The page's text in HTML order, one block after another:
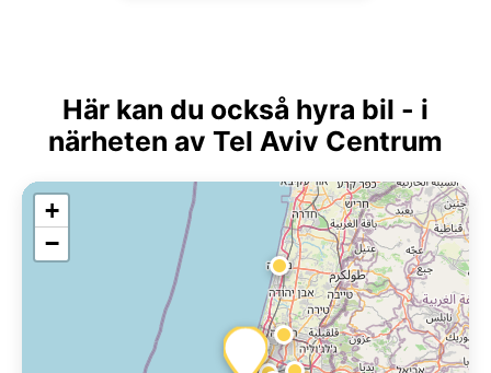
Här kan du också hyra bil - i
närheten av Tel Aviv Centrum
+
−